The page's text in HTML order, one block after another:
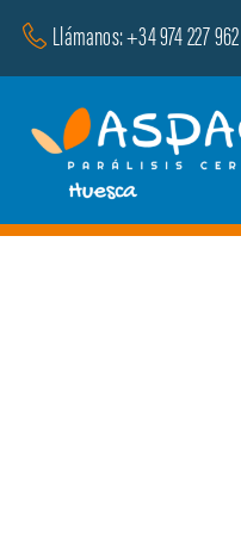
Saltar
Llámanos: +34 974 227 962